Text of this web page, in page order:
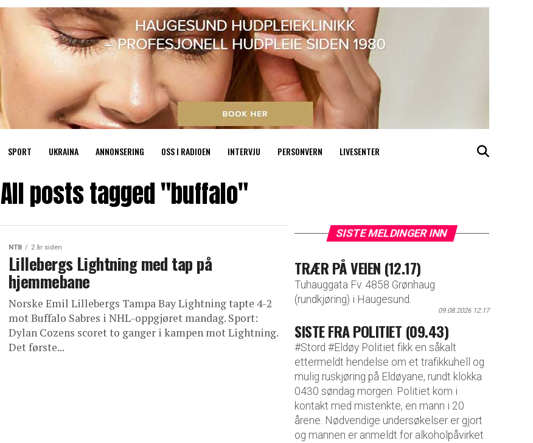
SPORT UKRAINA ANNONSERING OSS I RADIOEN INTERVJU PERSONVERN LIVESENTER
All posts tagged "buffalo"
NTB 2 år siden
Lillebergs Lightning med tap på
hjemmebane
Norske Emil Lillebergs Tampa Bay Lightning tapte 4-2
mot Buffalo Sabres i NHL-oppgjøret mandag. Sport:
Dylan Cozens scoret to ganger i kampen mot Lightning.
Det første...
SISTE MELDINGER INN
TRÆR PÅ VEIEN (12.17)
Tuhauggata Fv. 4858 Grønhaug
(rundkjøring) i Haugesund.
09.08.2026 12:17
SISTE FRA POLITIET (09.43)
#Stord #Eldøy Politiet fikk en såkalt
ettermeldt hendelse om et trafikkuhell og
mulig ruskjøring på Eldøyane, rundt klokka
0430 søndag morgen. Politiet kom i
kontakt med mistenkte, en mann i 20
årene. Nødvendige undersøkelser er gjort
og mannen er anmeldt for alkoholpåvirket